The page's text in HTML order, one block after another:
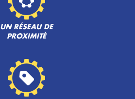
UN RÉSEAU DE
PROXIMITÉ